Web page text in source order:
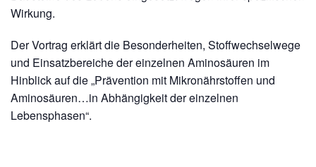
Wirkung.
Der Vortrag erklärt die Besonderheiten, Stoffwechselwege
und Einsatzbereiche der einzelnen Aminosäuren im
Hinblick auf die „Prävention mit Mikronährstoffen und
Aminosäuren…in Abhängigkeit der einzelnen
Lebensphasen“.